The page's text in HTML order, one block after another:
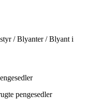
/Blyanter/Blyant i